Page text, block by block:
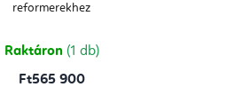
reformerekhez
Raktáron (1 db)
Ft565 900